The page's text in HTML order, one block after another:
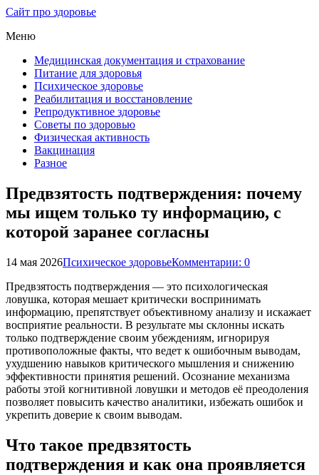
Сайт про здоровье
Меню
Медицинская документация и страхование
Питание для здоровья
Психическое здоровье
Реабилитация и восстановление
Репродуктивное здоровье
Советы по здоровью
Физическая активность
Вакцинация
Разное
Предвзятость подтверждения: почему
мы ищем только ту информацию, с
которой заранее согласны
14 мая 2026Психическое здоровьеКомментарии: 0
Предвзятость подтверждения — это психологическая
ловушка, которая мешает критически воспринимать
информацию, препятствует объективному анализу и искажает
восприятие реальности. В результате мы склонны искать
только подтверждение своим убеждениям, игнорируя
противоположные факты, что ведет к ошибочным выводам,
ухудшению навыков критического мышления и снижению
эффективности принятия решений. Осознание механизма
работы этой когнитивной ловушки и методов её преодоления
позволяет повысить качество аналитики, избежать ошибок и
укрепить доверие к своим выводам.
Что такое предвзятость
подтверждения и как она проявляется